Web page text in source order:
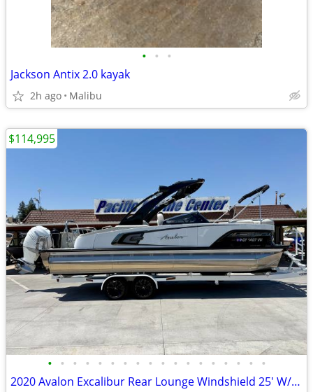
• • •
Jackson Antix 2.0 kayak
2h ago Malibu
• • • • • • • • • • • • • • • • • •
2020 Avalon Excalibur Rear Lounge Windshield 25' W/ 350HP Mercury!
$114,995